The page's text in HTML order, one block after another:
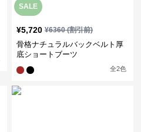
SALE
¥5,720 ¥6360(割引前)
骨格ナチュラルバックベルト厚
底ショートブーツ
全2色